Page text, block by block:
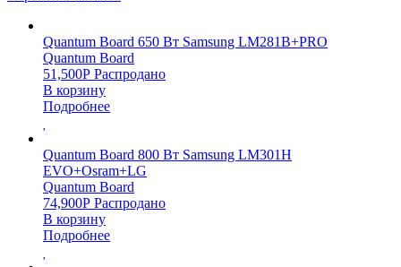
Quantum Board 650 Вт Samsung LM281B+PRO
Quantum Board
51,500Р Распродано
В корзину
Подробнее
Quantum Board 800 Вт Samsung LM301H
EVO+Osram+LG
Quantum Board
74,900Р Распродано
В корзину
Подробнее